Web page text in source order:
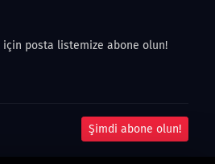
posta listemize abone olun!
Şimdi abone olun!